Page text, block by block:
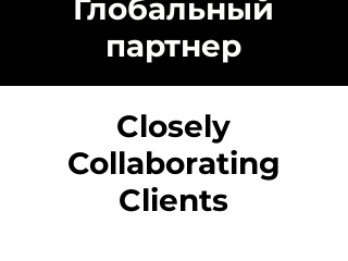
Глобальный
партнер
Closely
Collaborating
Clients